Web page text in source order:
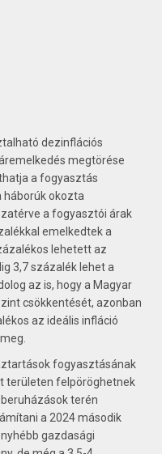
dezinflációs
megtörése
a fogyasztás
háborúk okozta
a fogyasztói árak
emelkedtek a
lehetett az
3,7 százalék lehet a
az is, hogy a Magyar
csökkentését, azonban
az ideális infláció
fogyasztásának
területen felpöröghetnek
terén
a 2024 második
gazdasági